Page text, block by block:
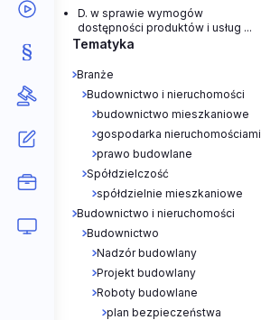
D. w sprawie wymogów
dostępności produktów i usług ...
Tematyka
Branże
Budownictwo i nieruchomości
budownictwo mieszkaniowe
gospodarka nieruchomościami
prawo budowlane
Spółdzielczość
spółdzielnie mieszkaniowe
Budownictwo i nieruchomości
Budownictwo
Nadzór budowlany
Projekt budowlany
Roboty budowlane
plan bezpieczeństwa